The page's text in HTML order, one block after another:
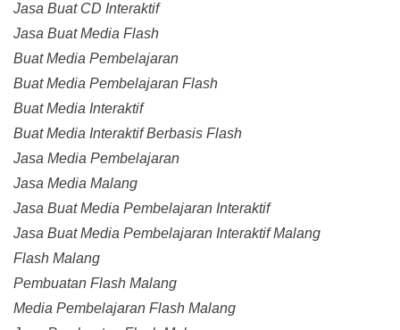
Jasa Buat CD Interaktif
Jasa Buat Media Flash
Buat Media Pembelajaran
Buat Media Pembelajaran Flash
Buat Media Interaktif
Buat Media Interaktif Berbasis Flash
Jasa Media Pembelajaran
Jasa Media Malang
Jasa Buat Media Pembelajaran Interaktif
Jasa Buat Media Pembelajaran Interaktif Malang
Flash Malang
Pembuatan Flash Malang
Media Pembelajaran Flash Malang